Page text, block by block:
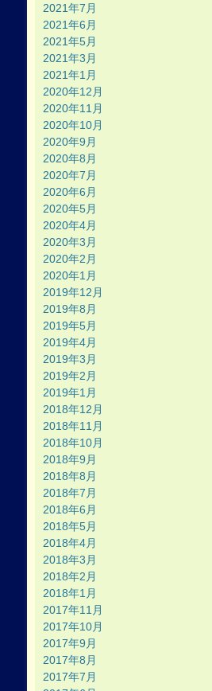
2021年7月
2021年6月
2021年5月
2021年3月
2021年1月
2020年12月
2020年11月
2020年10月
2020年9月
2020年8月
2020年7月
2020年6月
2020年5月
2020年4月
2020年3月
2020年2月
2020年1月
2019年12月
2019年8月
2019年5月
2019年4月
2019年3月
2019年2月
2019年1月
2018年12月
2018年11月
2018年10月
2018年9月
2018年8月
2018年7月
2018年6月
2018年5月
2018年4月
2018年3月
2018年2月
2018年1月
2017年11月
2017年10月
2017年9月
2017年8月
2017年7月